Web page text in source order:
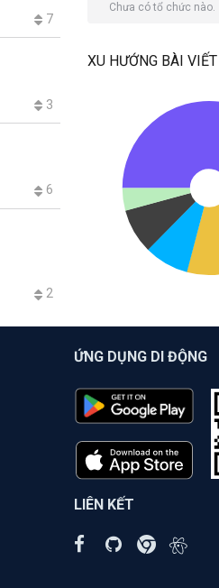
7
3
6
2
Chưa có tổ chức nào.
XU HƯỚNG BÀI VIẾT
ỨNG DỤNG DI ĐỘNG
LIÊN KẾT